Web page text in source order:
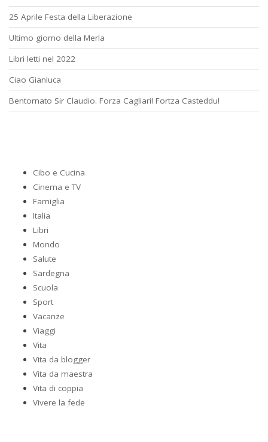
25 Aprile Festa della Liberazione
Ultimo giorno della Merla
Libri letti nel 2022
Ciao Gianluca
Bentornato Sir Claudio. Forza Cagliari! Fortza Casteddu!
Cibo e Cucina
Cinema e TV
Famiglia
Italia
Libri
Mondo
Salute
Sardegna
Scuola
Sport
Vacanze
Viaggi
Vita
Vita da blogger
Vita da maestra
Vita di coppia
Vivere la fede